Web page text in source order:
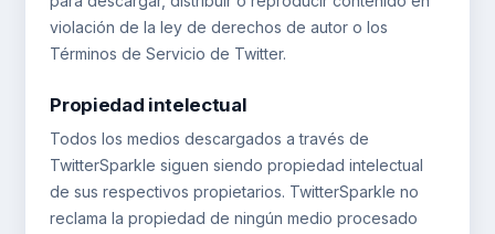
violación de la ley de derechos de autor o los
Términos de Servicio de Twitter.
Propiedad intelectual
Todos los medios descargados a través de
TwitterSparkle siguen siendo propiedad intelectual
de sus respectivos propietarios. TwitterSparkle no
reclama la propiedad de ningún medio procesado